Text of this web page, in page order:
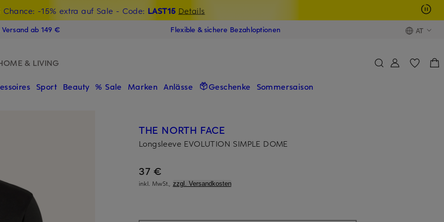
Chance: -15% extra auf Sale - Code: LAST15 Details
Willkommensgutschein mit Beyond sichern
ab 149 € Flexible & sichere Bezahloptionen AT
& LIVING
Sport Beauty % Sale Marken Anlässe Geschenke Sommersaison
THE NORTH FACE
Longsleeve EVOLUTION SIMPLE DOME
37 €
inkl. MwSt., zzgl. Versandkosten